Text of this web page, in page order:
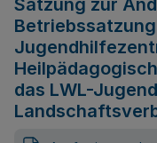
Satzung zur
das LWL-